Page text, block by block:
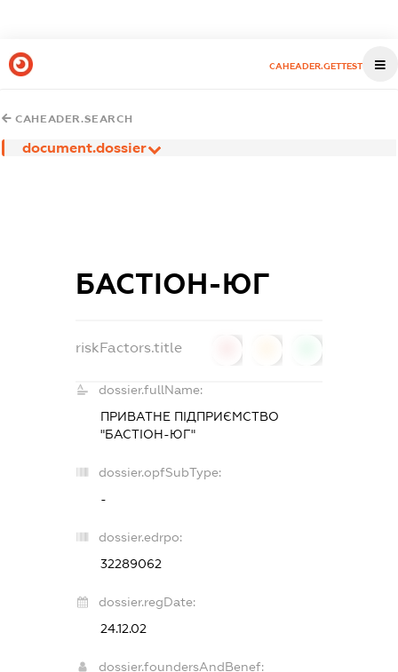
CAHEADER.GETTEST
CAHEADER.SEARCH
document.dossier
БАСТІОН-ЮГ
riskFactors.title
dossier.fullName:
ПРИВАТНЕ ПІДПРИЄМСТВО
"БАСТІОН-ЮГ"
dossier.opfSubType:
-
dossier.edrpo:
32289062
dossier.regDate:
24.12.02
dossier.foundersAndBenef: